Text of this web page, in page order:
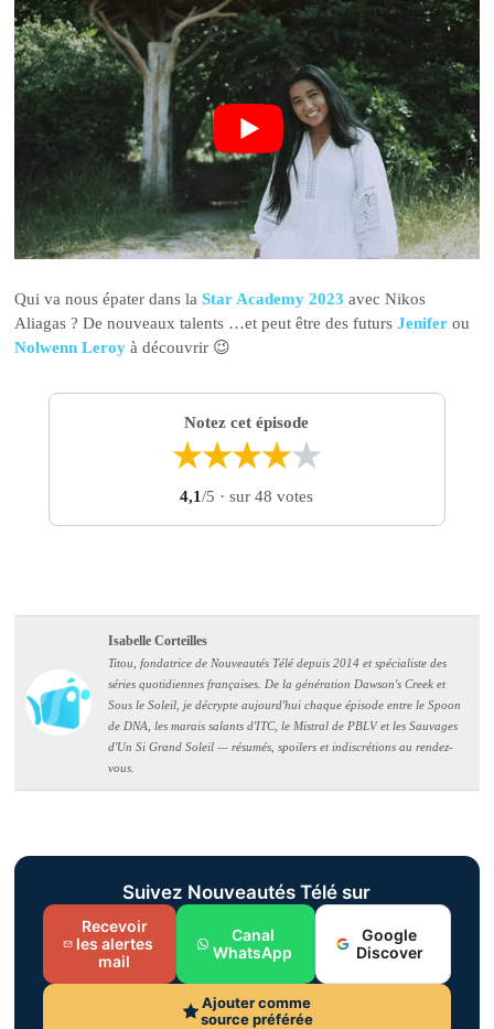
Qui va nous épater dans la Star Academy 2023 avec Nikos
Aliagas ? De nouveaux talents …et peut être des futursJenifer ou
Nolwenn Leroy à découvrir 😉
Notez cet épisode
★★★★★
4,1/5 · sur 48 votes
Isabelle Corteilles
Titou, fondatrice de Nouveautés Télé depuis 2014 et spécialiste des
séries quotidiennes françaises. De la génération Dawson's Creek et
Sous le Soleil, je décrypte aujourd'hui chaque épisode entre le Spoon
de DNA, les marais salants d'ITC, le Mistral de PBLV et les Sauvages
d'Un Si Grand Soleil — résumés, spoilers et indiscrétions au rendez-
vous.
Suivez Nouveautés Télé sur
Recevoir
les alertes
mail
Canal
WhatsApp
Google
Discover
Ajouter comme
source préférée